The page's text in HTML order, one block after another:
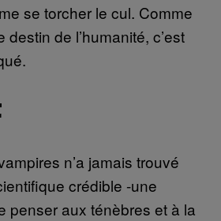
se torcher le cul. Comme
de l’humanité, c’est
n’a jamais trouvé
crédible -une
penser aux ténèbres et à la